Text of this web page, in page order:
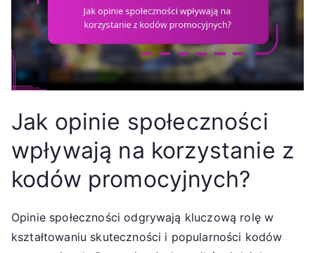
Jak opinie społeczności
wpływają na korzystanie z
kodów promocyjnych?
Opinie społeczności odgrywają kluczową rolę w
kształtowaniu skuteczności i popularności kodów